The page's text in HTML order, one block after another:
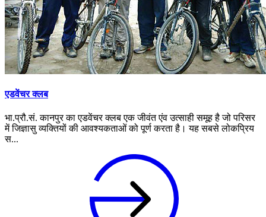
एडवेंचर क्लब
भा.प्रौ.सं. कानपुर का एडवेंचर क्लब एक जीवंत एंव उत्साही समूह है जो परिसर
में जिज्ञासु व्यक्तियों की आवश्यकताओं को पूर्ण करता है। यह सबसे लोकप्रिय
स...